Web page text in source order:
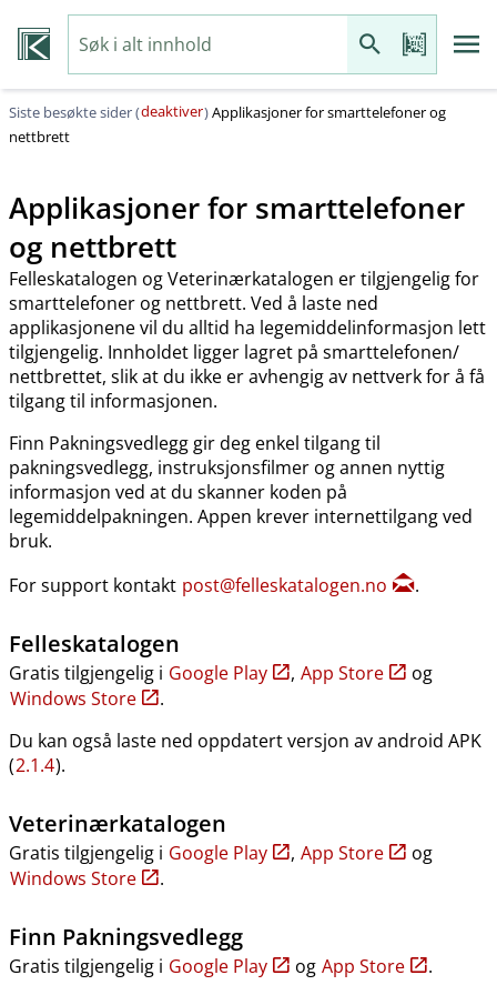
Siste besøkte sider (deaktiver)Applikasjoner for smarttelefoner og
nettbrett
Applikasjoner for smarttelefoner
og nettbrett
Felleskatalogen og Veterinærkatalogen er tilgjengelig for
smarttelefoner og nettbrett. Ved å laste ned
applikasjonene vil du alltid ha legemiddelinformasjon lett
tilgjengelig. Innholdet ligger lagret på smarttelefonen​/​
nettbrettet, slik at du ikke er avhengig av nettverk for å få
tilgang til informasjonen.
Finn Pakningsvedlegg gir deg enkel tilgang til
pakningsvedlegg, instruksjonsfilmer og annen nyttig
informasjon ved at du skanner koden på
legemiddelpakningen. Appen krever internettilgang ved
bruk.
For support kontakt post@felleskatalogen.no .
Felleskatalogen
Gratis tilgjengelig i Google Play , App Store
og
Windows Store
.
Du kan også laste ned oppdatert versjon av android APK
(2.1.4).
Veterinærkatalogen
Gratis tilgjengelig i Google Play , App Store
og
Windows Store
.
Finn Pakningsvedlegg
Gratis tilgjengelig i Google Play og App Store .